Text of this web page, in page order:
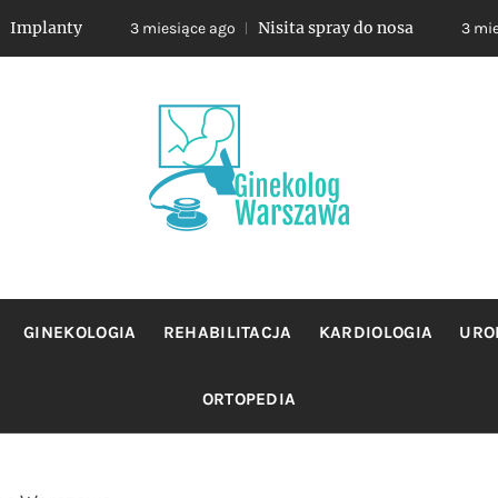
3 miesiące ago Nisita spray do nosa 3 miesiące
sie profilaktyka oraz leczeniem chorob
GINEKOLOGIA REHABILITACJA KARDIOLOGIA
ORTOPEDIA